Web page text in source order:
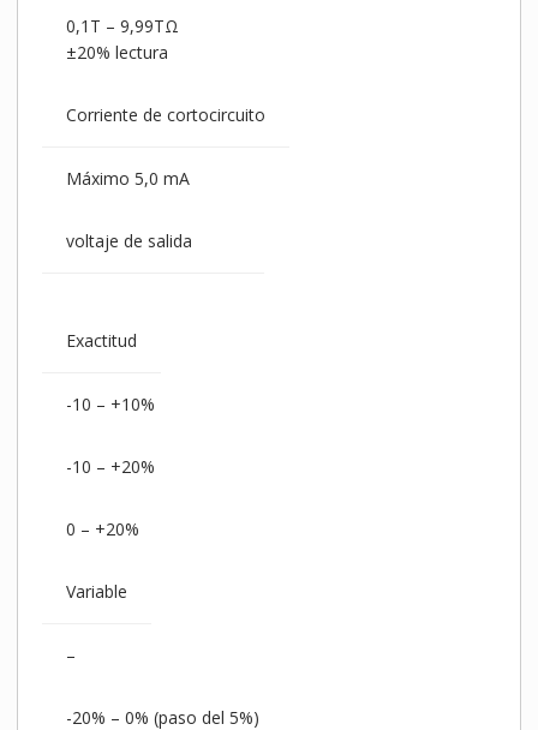
0,1T – 9,99TΩ
±20% lectura
Corriente de cortocircuito
Máximo 5,0 mA
voltaje de salida
Exactitud
-10 – +10%
-10 – +20%
0 – +20%
Variable
–
-20% – 0% (paso del 5%)